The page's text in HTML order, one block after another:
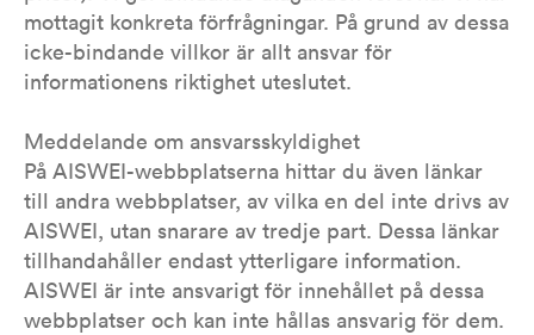
mottagit konkreta förfrågningar. På grund av dessa
icke-bindande villkor är allt ansvar för
informationens riktighet uteslutet.
Meddelande om ansvarsskyldighet
På AISWEI-webbplatserna hittar du även länkar
till andra webbplatser, av vilka en del inte drivs av
AISWEI, utan snarare av tredje part. Dessa länkar
tillhandahåller endast ytterligare information.
AISWEI är inte ansvarigt för innehållet på dessa
webbplatser och kan inte hållas ansvarig för dem.